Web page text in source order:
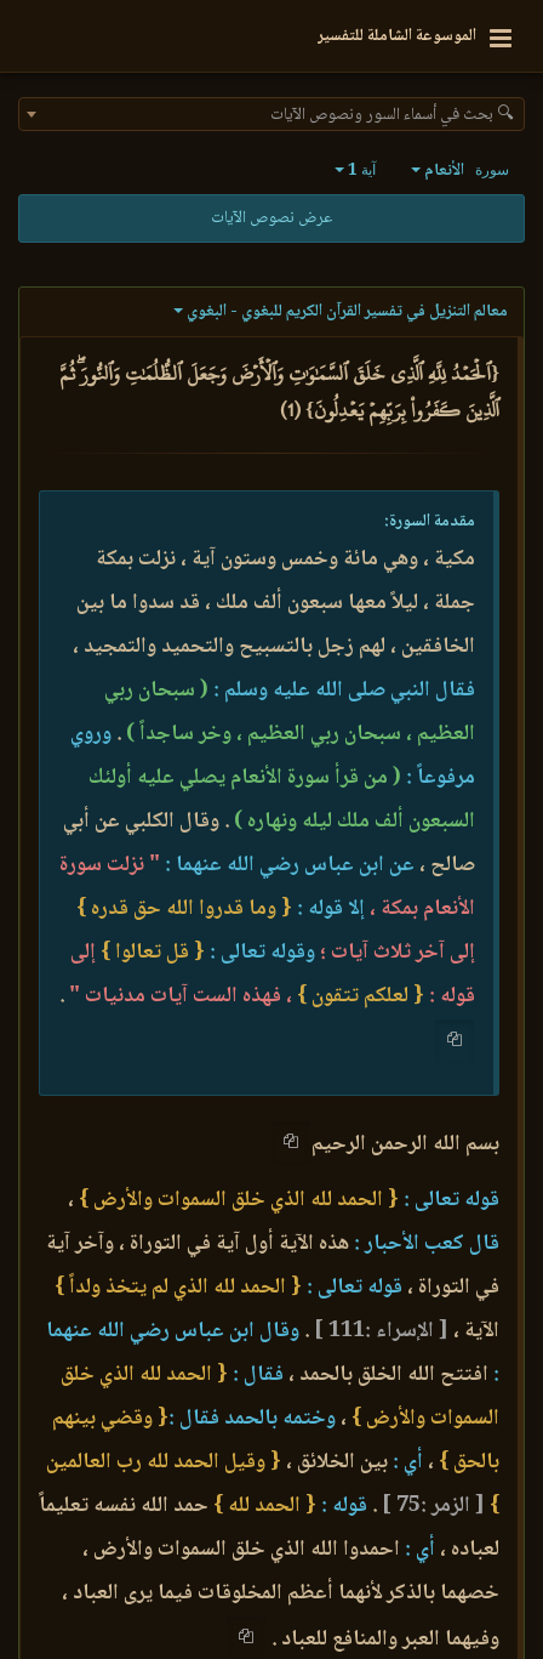
الموسوعة الشاملة للتفسير
🔍 بحث في أسماء السور ونصوص الآيات
سورة الأنعام آية 1
عرض نصوص الآيات
معالم التنزيل في تفسير القرآن الكريم للبغوي - البغوي
{ٱلۡحَمۡدُ لِلَّهِ ٱلَّذِي خَلَقَ ٱلسَّمَٰوَٰتِ وَٱلۡأَرۡضَ وَجَعَلَ ٱلظُّلُمَٰتِ وَٱلنُّورَۖ ثُمَّ
ٱلَّذِينَ كَفَرُواْ بِرَبِّهِمۡ يَعۡدِلُونَ} (1)
مقدمة السورة:
مكية ، وهي مائة وخمس وستون آية ، نزلت بمكة
جملة ، ليلاً معها سبعون ألف ملك ، قد سدوا ما بين
الخافقين ، لهم زجل بالتسبيح والتحميد والتمجيد ،
فقال النبي صلى الله عليه وسلم : ( سبحان ربي
العظيم ، سبحان ربي العظيم ، وخر ساجداً ).وروي
مرفوعاً : ( من قرأ سورة الأنعام يصلي عليه أولئك
السبعون ألف ملك ليله ونهاره ). وقال الكلبي عن أبي
صالح ، عن ابن عباس رضي الله عنهما : " نزلت سورة
الأنعام بمكة ،إلا قوله : { وما قدروا الله حق قدره }
إلى آخر ثلاث آيات ؛وقوله تعالى : { قل تعالوا }إلى
قوله : { لعلكم تتقون } ، فهذه الست آيات مدنيات ".
بسم الله الرحمن الرحيم
قوله تعالى : { الحمد لله الذي خلق السموات والأرض } ،
قال كعب الأحبار :هذه الآية أول آية في التوراة ، وآخر آية
في التوراة ، قوله تعالى : { الحمد لله الذي لم يتخذ ولداً }
الآية ، [ الإسراء :111 ] .وقال ابن عباس رضي الله عنهما
: افتتح الله الخلق بالحمد ، فقال : { الحمد لله الذي خلق
السموات والأرض } ،وختمه بالحمد فقال :{ وقضي بينهم
بالحق } ، أي :بين الخلائق ، { وقيل الحمد لله رب العالمين
} [ الزمر :75 ] . قوله : { الحمد لله } حمد الله نفسه تعليماً
لعباده ، أي : احمدوا الله الذي خلق السموات والأرض ،
خصهما بالذكر لأنهما أعظم المخلوقات فيما يرى العباد ،
وفيهما العبر والمنافع للعباد .